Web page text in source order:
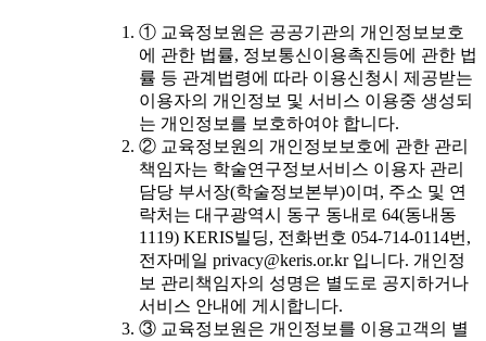
① 교육정보원은 공공기관의 개인정보보호
에 관한 법률, 정보통신이용촉진등에 관한 법
률 등 관계법령에 따라 이용신청시 제공받는
이용자의 개인정보 및 서비스 이용중 생성되
는 개인정보를 보호하여야 합니다.
② 교육정보원의 개인정보보호에 관한 관리
책임자는 학술연구정보서비스 이용자 관리
담당 부서장(학술정보본부)이며, 주소 및 연
락처는 대구광역시 동구 동내로 64(동내동
1119) KERIS빌딩, 전화번호 054-714-0114번,
전자메일 privacy@keris.or.kr 입니다. 개인정
보 관리책임자의 성명은 별도로 공지하거나
서비스 안내에 게시합니다.
③ 교육정보원은 개인정보를 이용고객의 별